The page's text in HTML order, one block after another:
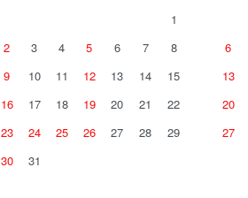
1
2
3 4 5 6 7
8
9
10 11 12 13 14
15
16
17 18 19 20 21
22
23
24 25 26 27 28
29
30
31
6
13
20
27